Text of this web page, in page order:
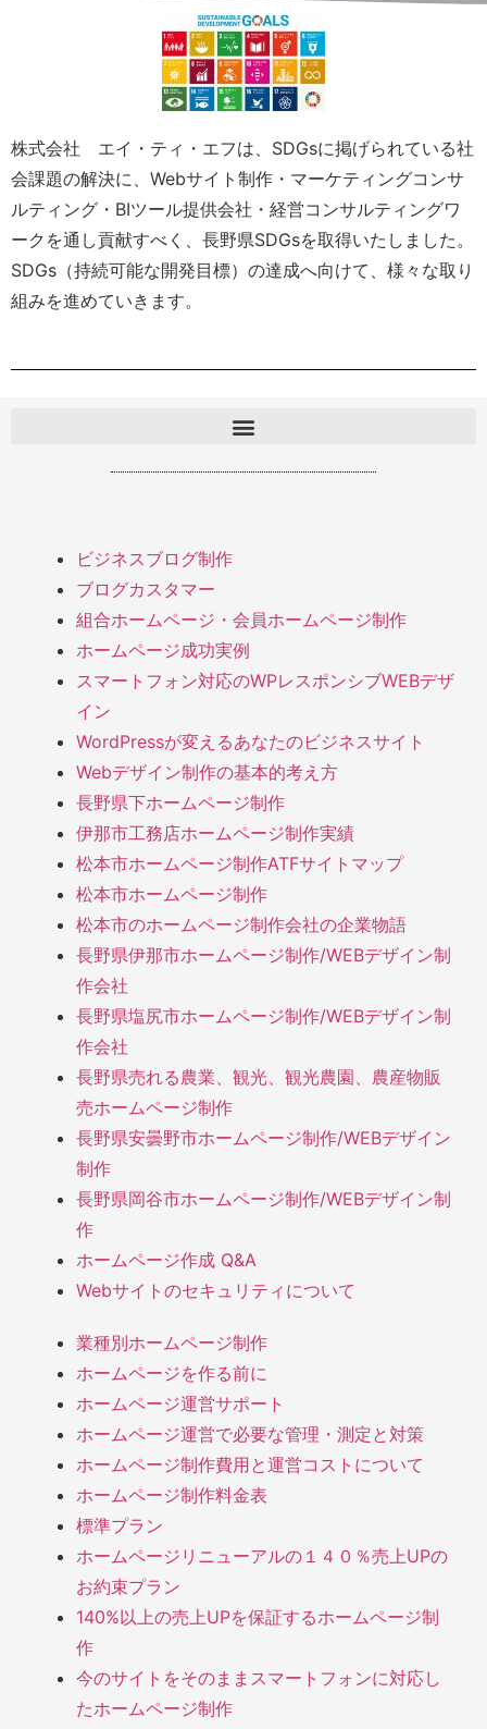
株式会社 エイ・ティ・エフは、SDGsに掲げられている社
会課題の解決に、Webサイト制作・マーケティングコンサ
ルティング・BIツール提供会社・経営コンサルティングワ
ークを通し貢献すべく、長野県SDGsを取得いたしました。
SDGs（持続可能な開発目標）の達成へ向けて、様々な取り
組みを進めていきます。
ビジネスブログ制作
ブログカスタマー
組合ホームページ・会員ホームページ制作
ホームページ成功実例
スマートフォン対応のWPレスポンシブWEBデザ
イン
WordPressが変えるあなたのビジネスサイト
Webデザイン制作の基本的考え方
長野県下ホームページ制作
伊那市工務店ホームページ制作実績
松本市ホームページ制作ATFサイトマップ
松本市ホームページ制作
松本市のホームページ制作会社の企業物語
長野県伊那市ホームページ制作/WEBデザイン制
作会社
長野県塩尻市ホームページ制作/WEBデザイン制
作会社
長野県売れる農業、観光、観光農園、農産物販
売ホームページ制作
長野県安曇野市ホームページ制作/WEBデザイン
制作
長野県岡谷市ホームページ制作/WEBデザイン制
作
ホームページ作成 Q&A
Webサイトのセキュリティについて
業種別ホームページ制作
ホームページを作る前に
ホームページ運営サポート
ホームページ運営で必要な管理・測定と対策
ホームページ制作費用と運営コストについて
ホームページ制作料金表
標準プラン
ホームページリニューアルの１４０％売上UPの
お約束プラン
140%以上の売上UPを保証するホームページ制
作
今のサイトをそのままスマートフォンに対応し
たホームページ制作